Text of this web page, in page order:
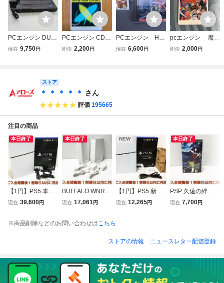
PCエンジン DUO
レトロゲーム
e PCE 通電無
し ジャンク 現
状品 中古保管品
現在 9,750円
PCエンジン CD-R
OM2用 システム
即決 2,200円
PCエンジン Hu
カード ドラゴン
現在 6,600円
pcエンジン 魔神
英雄伝 ワタル Hu
即決 2,000円
ストア
＊ ＊ ＊ ＊ ＊ さん
評価 195665
注目の商品
本日終了
【1円】PS5 本体/
箱 セット デジタ
CFI-2200B プレス
現在 39,600円
本日終了
BUFFALO WNR-5
400XE6P 無線ル
ファロー 動作確認
現在 17,061円
NEW
【1円】PS5 新型
デジタルエディシ
7tm/G4
現在 12,265円
本日終了
PSP 久遠の絆 再
臨詔 -Portable- ゲ
現在 7,700円
※商品削除などのお問い合わせはこちら
ストアの情報 ニュースレター配信登録